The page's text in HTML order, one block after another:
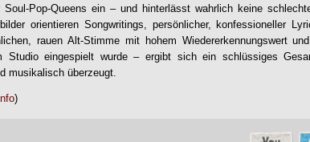
Soul-Pop-Queens ein – und hinterlässt wahrlich keine
orientieren Songwritings, persönlicher, konfessioneller
rauen Alt-Stimme mit hohem Wiedererkennungswert
Studio eingespielt wurde – ergibt sich ein schlüssiges
musikalisch überzeugt.
)